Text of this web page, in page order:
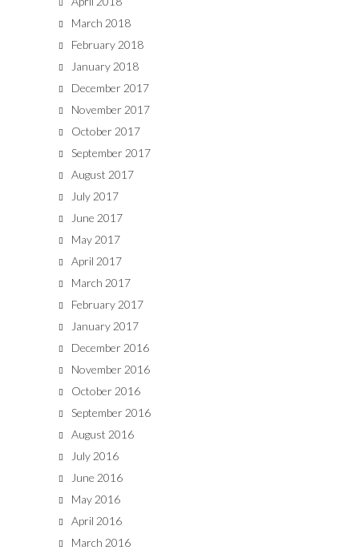
March 2018
February 2018
January 2018
December 2017
November 2017
October 2017
September 2017
August 2017
July 2017
June 2017
May 2017
April 2017
March 2017
February 2017
January 2017
December 2016
November 2016
October 2016
September 2016
August 2016
July 2016
June 2016
May 2016
April 2016
March 2016